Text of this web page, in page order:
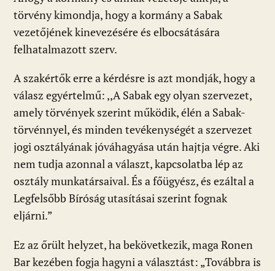
törvény kimondja, hogy a kormány a Sabak
vezetőjének kinevezésére és elbocsátására
felhatalmazott szerv.
A szakértők erre a kérdésre is azt mondják, hogy a
válasz egyértelmű: ,,A Sabak egy olyan szervezet,
amely törvények szerint működik, élén a Sabak-
törvénnyel, és minden tevékenységét a szervezet
jogi osztályának jóváhagyása után hajtja végre. Aki
nem tudja azonnal a választ, kapcsolatba lép az
osztály munkatársaival. És a főügyész, és ezáltal a
Legfelsőbb Bíróság utasításai szerint fognak
eljárni.”
Ez az őrült helyzet, ha bekövetkezik, maga Ronen
Bar kezében fogja hagyni a választást: „Továbbra is